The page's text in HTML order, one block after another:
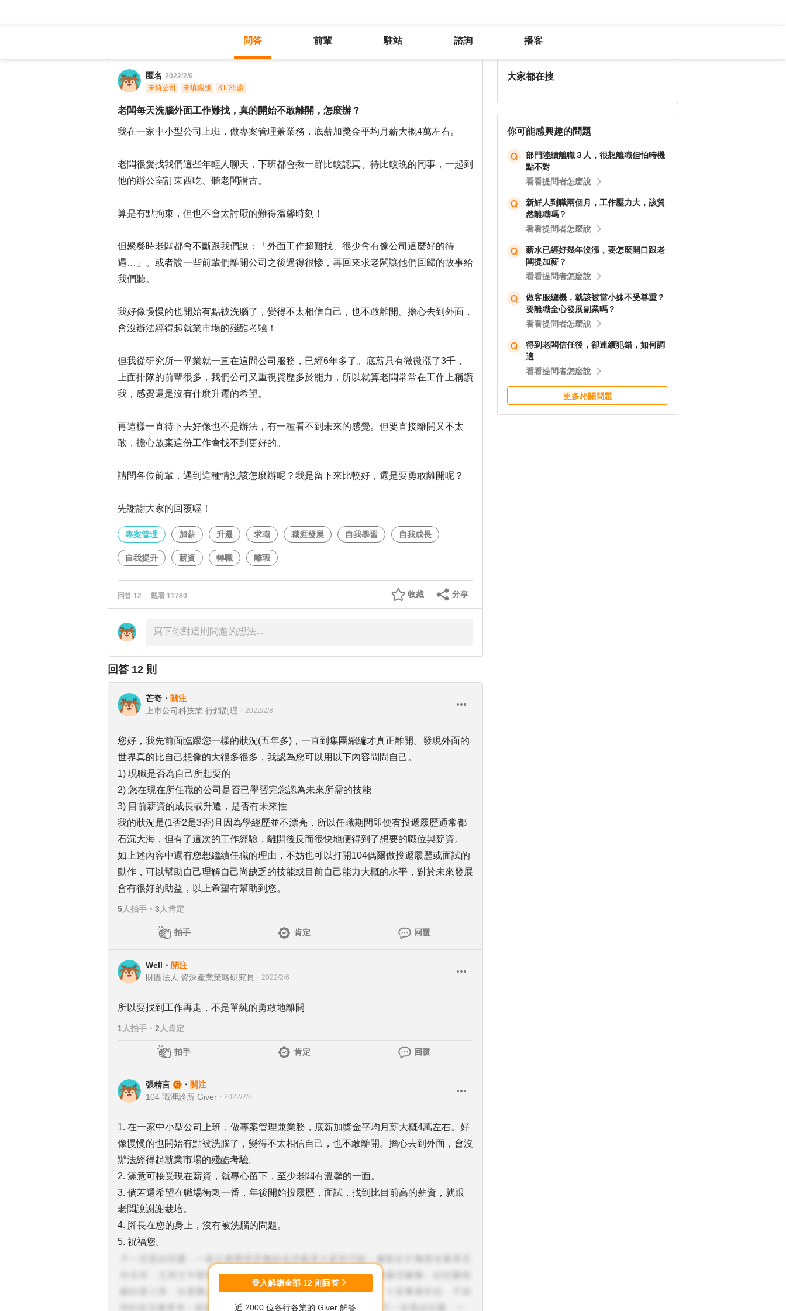
問答 前輩 駐站 諮詢 播客
匿名 2022/2/6
未填公司
未填職務 31-35歲
老闆每天洗腦外面工作難找，真的開始不敢離開，怎麼辦？
我在一家中小型公司上班，做專案管理兼業務，底薪加獎金平均月薪大概4萬左右。
老闆很愛找我們這些年輕人聊天，下班都會揪一群比較認真、待比較晚的同事，一起到
他的辦公室訂東西吃、聽老闆講古。
算是有點拘束，但也不會太討厭的難得溫馨時刻！
但聚餐時老闆都會不斷跟我們說：「外面工作超難找、很少會有像公司這麼好的待
遇…」。或者說一些前輩們離開公司之後過得很慘，再回來求老闆讓他們回歸的故事給
我們聽。
我好像慢慢的也開始有點被洗腦了，變得不太相信自己，也不敢離開。擔心去到外面，
會沒辦法經得起就業市場的殘酷考驗！
但我從研究所一畢業就一直在這間公司服務，已經6年多了。底薪只有微微漲了3千，
上面排隊的前輩很多，我們公司又重視資歷多於能力，所以就算老闆常常在工作上稱讚
我，感覺還是沒有什麼升遷的希望。
再這樣一直待下去好像也不是辦法，有一種看不到未來的感覺。但要直接離開又不太
敢，擔心放棄這份工作會找不到更好的。
請問各位前輩，遇到這種情況該怎麼辦呢？我是留下來比較好，還是要勇敢離開呢？
先謝謝大家的回覆喔！
專案管理 加薪 升遷 求職 職涯發展 自我學習 自我成長
自我提升 薪資 轉職 離職
回答 12 觀看 11780 分享
收藏
回答 12 則
芒奇 ・ 關注
上市公司科技業 行銷副理 ・ 2022/2/8
您好，我先前面臨跟您一樣的狀況(五年多)，一直到集團縮編才真正離開。發現外面的
世界真的比自己想像的大很多很多，我認為您可以用以下內容問問自己。
1) 現職是否為自己所想要的
2) 您在現在所任職的公司是否已學習完您認為未來所需的技能
3) 目前薪資的成長或升遷，是否有未來性
我的狀況是(1否2是3否)且因為學經歷並不漂亮，所以任職期間即便有投遞履歷通常都
石沉大海，但有了這次的工作經驗，離開後反而很快地便得到了想要的職位與薪資。
如上述內容中還有您想繼續任職的理由，不妨也可以打開104偶爾做投遞履歷或面試的
動作，可以幫助自己理解自己尚缺乏的技能或目前自己能力大概的水平，對於未來發展
會有很好的助益，以上希望有幫助到您。
5人拍手 ・ 3人肯定
拍手 肯定 回覆
Well ・ 關注
財團法人 資深產業策略研究員 ・ 2022/2/6
所以要找到工作再走，不是單純的勇敢地離開
1 人拍手 ・ 2 人肯定
拍手 肯定 回覆
張精言 ・ 關注
104 職涯診所 Giver ・ 2022/2/6
1. 在一家中小型公司上班，做專案管理兼業務，底薪加獎金平均月薪大概4萬左右。好
像慢慢的也開始有點被洗腦了，變得不太相信自己，也不敢離開。擔心去到外面，會沒
辦法經得起就業市場的殘酷考驗。
2. 滿意可接受現在薪資，就專心留下，至少老闆有溫馨的一面。
3. 倘若還希望在職場衝刺一番，年後開始投履歷，面試，找到比目前高的薪資，就跟
老闆說謝謝栽培。
4. 腳長在您的身上，沒有被洗腦的問題。
5. 祝福您。
登入解鎖全部 12 則回答
近 2000 位各行各業的 Giver 解答
大家都在搜
你可能感興趣的問題
部門陸續離職３人，很想離職但怕時機
點不對
看看提問者怎麼說
新鮮人到職兩個月，工作壓力大，該貿
然離職嗎？
看看提問者怎麼說
薪水已經好幾年沒漲，要怎麼開口跟老
闆提加薪？
看看提問者怎麼說
做客服總機，就該被當小妹不受尊重？
要離職全心發展副業嗎？
看看提問者怎麼說
得到老闆信任後，卻連續犯錯，如何調
適
看看提問者怎麼說
更多相關問題